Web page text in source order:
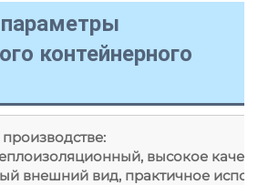
контейнерного
высокое
внешний вид, практичное